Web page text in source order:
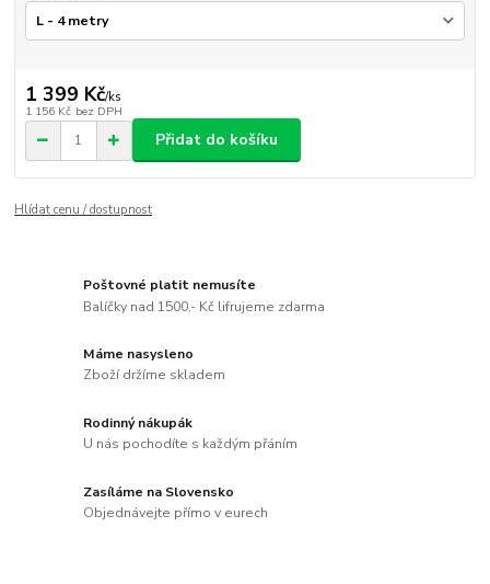
1 399 Kč/ks
1 156 Kč bez DPH
Přidat do košíku
Hlídat cenu / dostupnost
Poštovné platit nemusíte
Balíčky nad 1500,- Kč lifrujeme zdarma
Máme nasysleno
Zboží držíme skladem
Rodinný nákupák
U nás pochodíte s každým přáním
Zasíláme na Slovensko
Objednávejte přímo v eurech